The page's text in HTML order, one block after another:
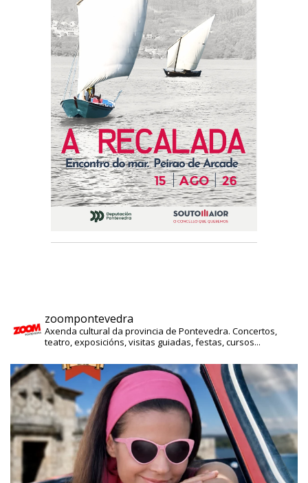
zoompontevedra
Axenda cultural da provincia de Pontevedra. Concertos,
teatro, exposicións, visitas guiadas, festas, cursos...